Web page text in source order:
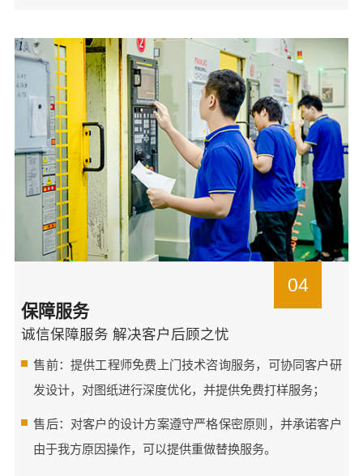
04
保障服务
诚信保障服务 解决客户后顾之忧
售前：提供工程师免费上门技术咨询服务，可协同客户研
发设计，对图纸进行深度优化，并提供免费打样服务；
售后：对客户的设计方案遵守严格保密原则，并承诺客户
由于我方原因操作，可以提供重做替换服务。